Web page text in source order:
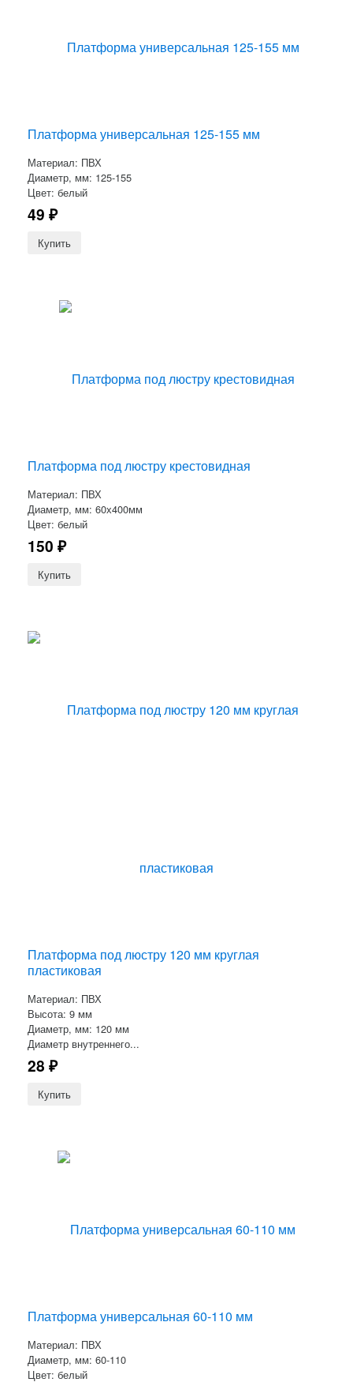
Платформа универсальная 125-155 мм
Материал: ПВХ
Диаметр, мм: 125-155
Цвет: белый
49 ₽
Платформа под люстру крестовидная
Материал: ПВХ
Диаметр, мм: 60х400мм
Цвет: белый
150 ₽
Платформа под люстру 120 мм круглая
пластиковая
Материал: ПВХ
Высота: 9 мм
Диаметр, мм: 120 мм
Диаметр внутреннего...
28 ₽
Платформа универсальная 60-110 мм
Материал: ПВХ
Диаметр, мм: 60-110
Цвет: белый